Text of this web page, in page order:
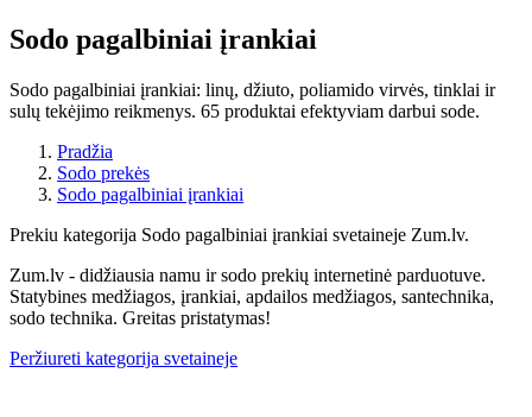
Sodo pagalbiniai įrankiai
Sodo pagalbiniai įrankiai: linų, džiuto, poliamido virvės, tinklai ir
sulų tekėjimo reikmenys. 65 produktai efektyviam darbui sode.
Pradžia
Sodo prekės
Sodo pagalbiniai įrankiai
Prekiu kategorija Sodo pagalbiniai įrankiai svetaineje Zum.lv.
Zum.lv - didžiausia namu ir sodo prekių internetinė parduotuve.
Statybines medžiagos, įrankiai, apdailos medžiagos, santechnika,
sodo technika. Greitas pristatymas!
Peržiureti kategorija svetaineje